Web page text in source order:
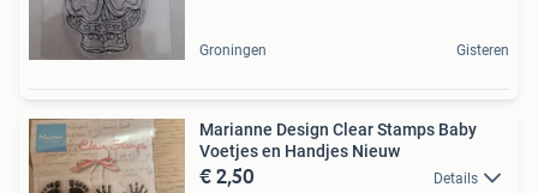
Groningen Gisteren
Marianne Design Clear Stamps Baby
Voetjes en Handjes Nieuw
€ 2,50 Details